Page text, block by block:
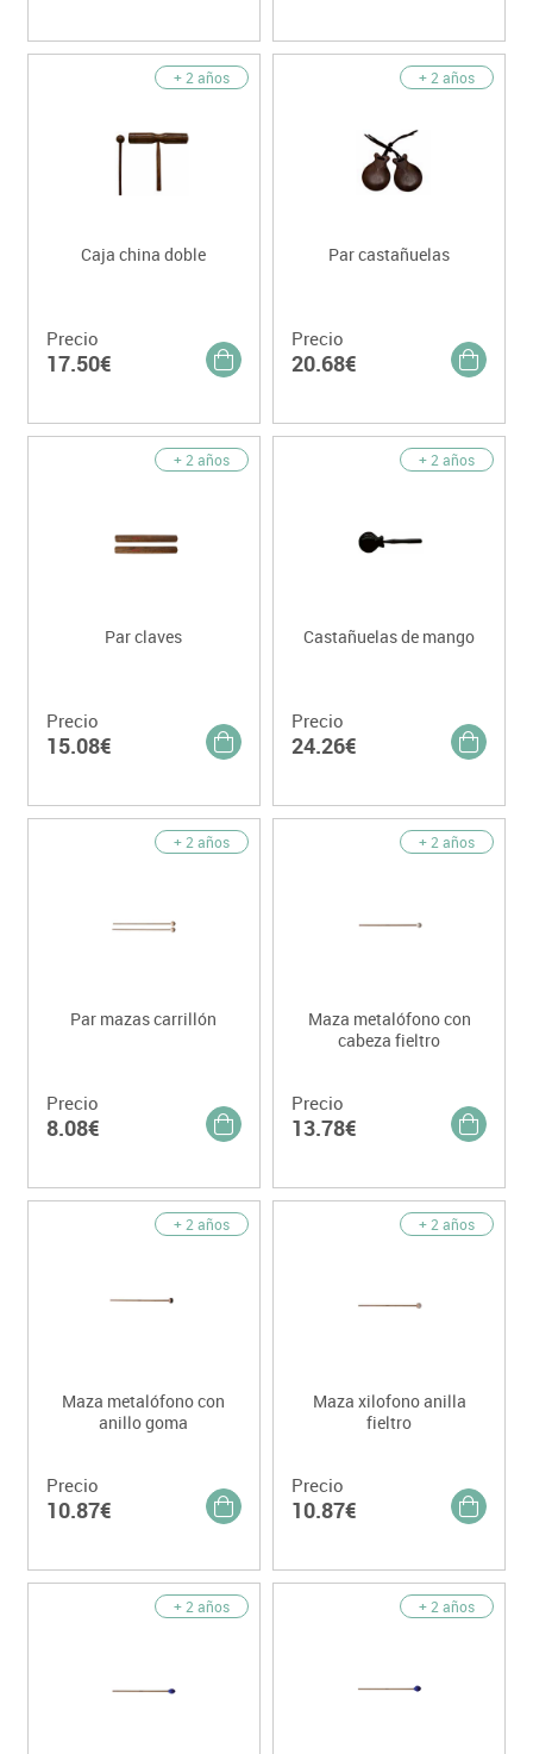
+ 2 años
Caja china doble
Precio
17.50€
+ 2 años
Par castañuelas
Precio
20.68€
+ 2 años
Par claves
Precio
15.08€
+ 2 años
Castañuelas de mango
Precio
24.26€
+ 2 años
Par mazas carrillón
Precio
8.08€
+ 2 años
Maza metalófono con
cabeza fieltro
Precio
13.78€
+ 2 años
Maza metalófono con
anillo goma
Precio
10.87€
+ 2 años
Maza xilofono anilla
fieltro
Precio
10.87€
+ 2 años + 2 años